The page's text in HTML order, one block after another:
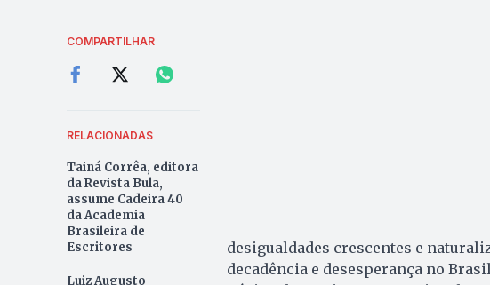
COMPARTILHAR
RELACIONADAS
Tainá Corrêa, editora
da Revista Bula,
assume Cadeira 40
da Academia
Brasileira de
Escritores
Luiz Augusto
desigualdades crescentes e
decadência e desesperança no